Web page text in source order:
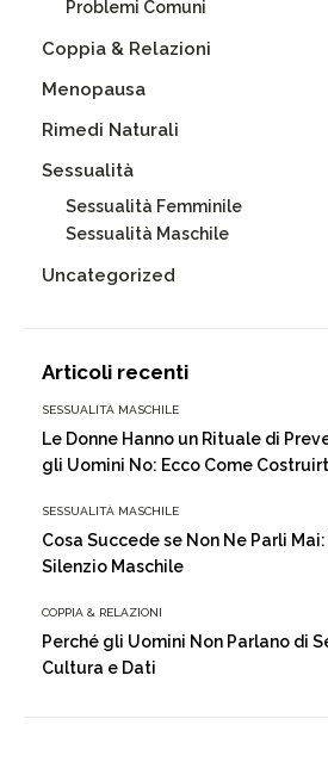
Problemi Comuni
Coppia & Relazioni
Menopausa
Rimedi Naturali
Sessualità
Sessualità Femminile
Sessualità Maschile
Uncategorized
Articoli recenti
SESSUALITÀ MASCHILE
Le Donne Hanno un Rituale di
gli Uomini No: Ecco Come
SESSUALITÀ MASCHILE
Cosa Succede se Non Ne Parli
Silenzio Maschile
COPPIA & RELAZIONI
Perché gli Uomini Non Parlano di
Cultura e Dati